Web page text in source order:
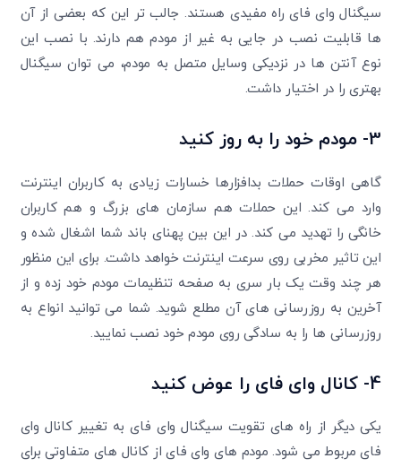
سیگنال وای فای راه مفیدی هستند. جالب تر این که بعضی از آن
ها قابلیت نصب در جایی به غیر از مودم هم دارند. با نصب این
نوع آنتن ها در نزدیکی وسایل متصل به مودم، می توان سیگنال
بهتری را در اختیار داشت.
3- مودم خود را به روز کنید
گاهی اوقات حملات بدافزارها خسارات زیادی به کاربران اینترنت
وارد می کند. این حملات هم سازمان های بزرگ و هم کاربران
خانگی را تهدید می کند. در این بین پهنای باند شما اشغال شده و
این تاثیر مخربی روی سرعت اینترنت خواهد داشت. برای این منظور
هر چند وقت یک بار سری به صفحه تنظیمات مودم خود زده و از
آخرین به روزرسانی های آن مطلع شوید. شما می توانید انواع به
روزرسانی ها را به سادگی روی مودم خود نصب نمایید.
4- کانال وای فای را عوض کنید
یکی دیگر از راه های تقویت سیگنال وای فای به تغییر کانال وای
فای مربوط می شود. مودم های وای فای از کانال های متفاوتی برای